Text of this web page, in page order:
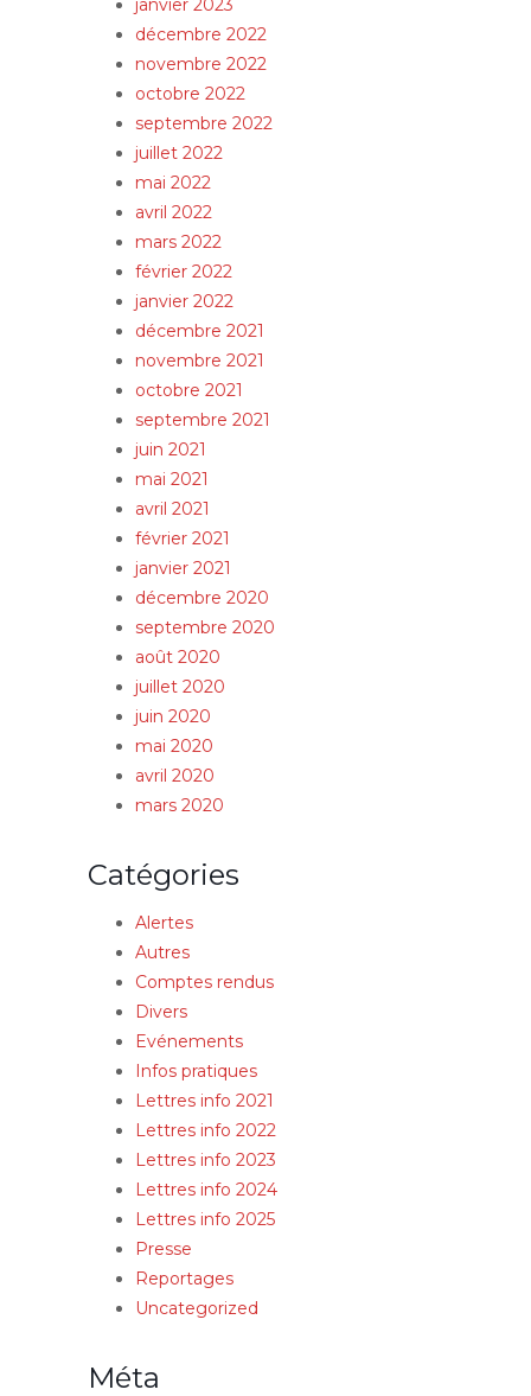
janvier 2023
décembre 2022
novembre 2022
octobre 2022
septembre 2022
juillet 2022
mai 2022
avril 2022
mars 2022
février 2022
janvier 2022
décembre 2021
novembre 2021
octobre 2021
septembre 2021
juin 2021
mai 2021
avril 2021
février 2021
janvier 2021
décembre 2020
septembre 2020
août 2020
juillet 2020
juin 2020
mai 2020
avril 2020
mars 2020
Catégories
Alertes
Autres
Comptes rendus
Divers
Evénements
Infos pratiques
Lettres info 2021
Lettres info 2022
Lettres info 2023
Lettres info 2024
Lettres info 2025
Presse
Reportages
Uncategorized
Méta